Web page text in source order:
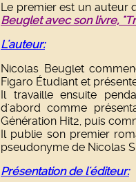
Le premier est un auteur
Beuglet avec son livre,
L'auteur:
Nicolas Beuglet
Figaro Étudiant et
Il travaille ensuite
d'abord comme
Génération Hit2, puis
Il publie son premier
pseudonyme de Nicolas
Présentation de l'éditeur: